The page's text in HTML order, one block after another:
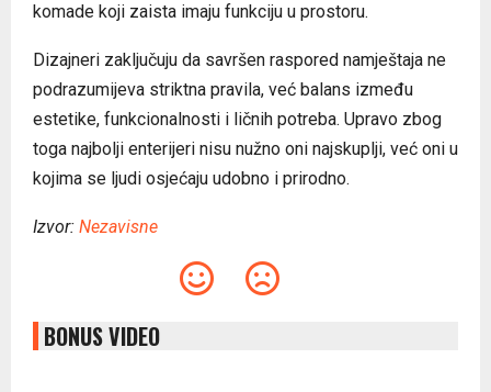
komade koji zaista imaju funkciju u prostoru.
Dizajneri zaključuju da savršen raspored namještaja ne
podrazumijeva striktna pravila, već balans između
estetike, funkcionalnosti i ličnih potreba. Upravo zbog
toga najbolji enterijeri nisu nužno oni najskuplji, već oni u
kojima se ljudi osjećaju udobno i prirodno.
Izvor: Nezavisne
BONUS VIDEO